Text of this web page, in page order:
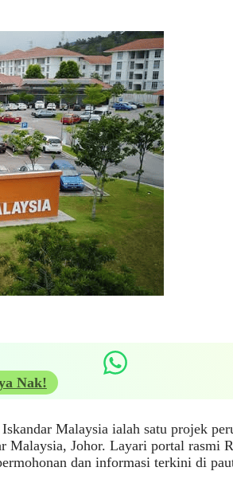
Nak!
Malaysia ialah satu projek
Malaysia, Johor. Layari portal rasmi
dan informasi terkini di